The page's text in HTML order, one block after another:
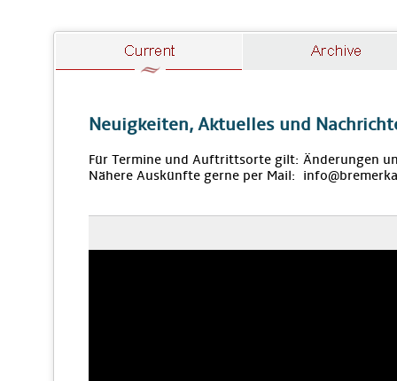
Neuigkeiten, Aktuelles und
Für Termine und Auftrittsorte gilt: Änderungen
Nähere Auskünfte gerne per Mail: